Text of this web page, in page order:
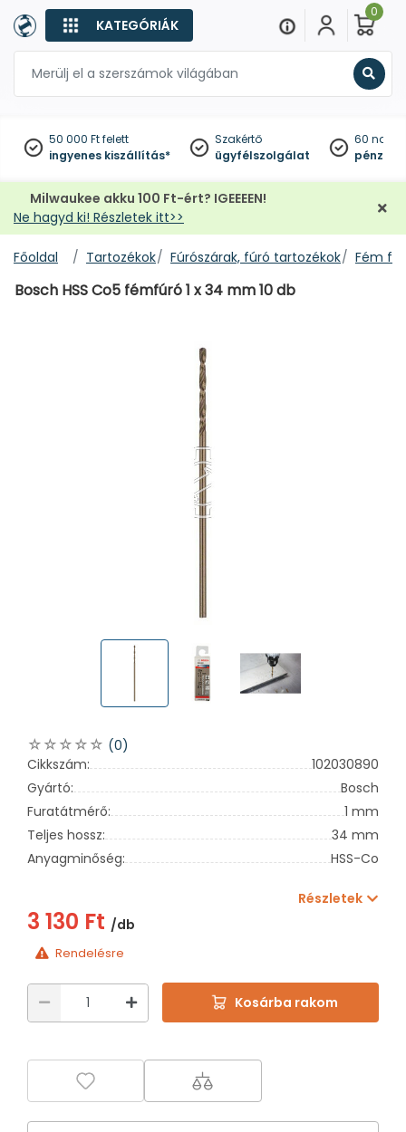
KATEGÓRIÁK
0
50 000 Ft felett
ingyenes kiszállítás*
Szakértő
ügyfélszolgálat
60
Milwaukee akku 100 Ft-ért? IGEEEEN!
Ne hagyd ki! Részletek itt>>
Főoldal Tartozékok Fúrószárak, fúró tartozékok Fém
Bosch HSS Co5 fémfúró 1 x 34 mm 10 db
(0)
Cikkszám:
102030890
Gyártó:
Bosch
Furatátmérő:
1 mm
Teljes hossz:
34 mm
Anyagminőség:
HSS-Co
Részletek
3 130 Ft /db
Rendelésre
Kosárba rakom